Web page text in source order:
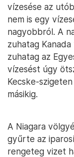
vízesése az
nem is egy
nagyobbról. A
zuhatag
zuhatag az
vízesést úgy
Kecske-
másikig.
A Niagara
gyűrte az
rengeteg vizet